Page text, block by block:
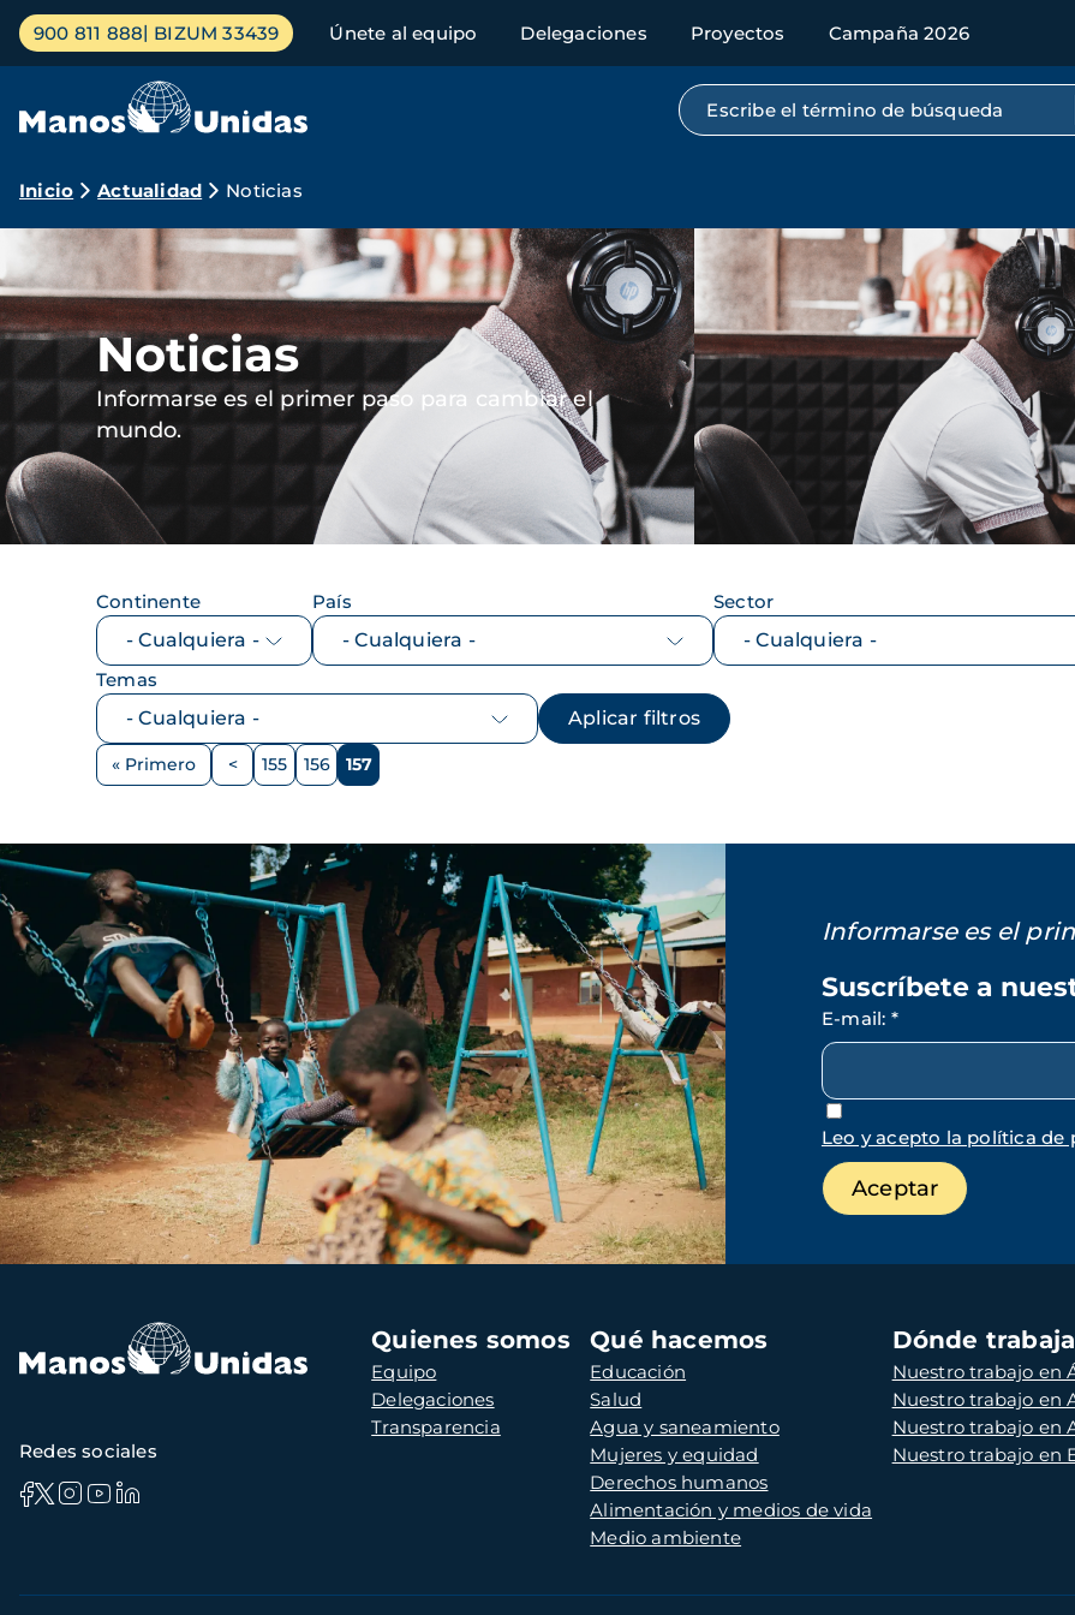
Pasar
contenido
Menú
principal
900 811 888 BIZUM 33439 Únete al equipo Delegaciones Proyectos Campaña 2026
Búsqueda por texto completo
Ruta
de
navegación
Inicio Actualidad Noticias
Imagen Imagen
Noticias
Informarse es el primer paso para cambiar el
mundo.
Continente País Sector
Temas
Paginación
Primera
« Primero
Página
< Página
155 Página
156 Página
157
Informarse es el
Suscríbete a
E-mail: *
Leo y acepto la política de
Navegación
principal
Quienes somos
Equipo
Delegaciones
Transparencia
Qué hacemos
Educación
Salud
Agua y saneamiento
Mujeres y equidad
Derechos humanos
Alimentación y medios de vida
Medio ambiente
Dónde
Nuestro trabajo en
Nuestro trabajo en
Nuestro trabajo en
Nuestro trabajo en
Redes sociales